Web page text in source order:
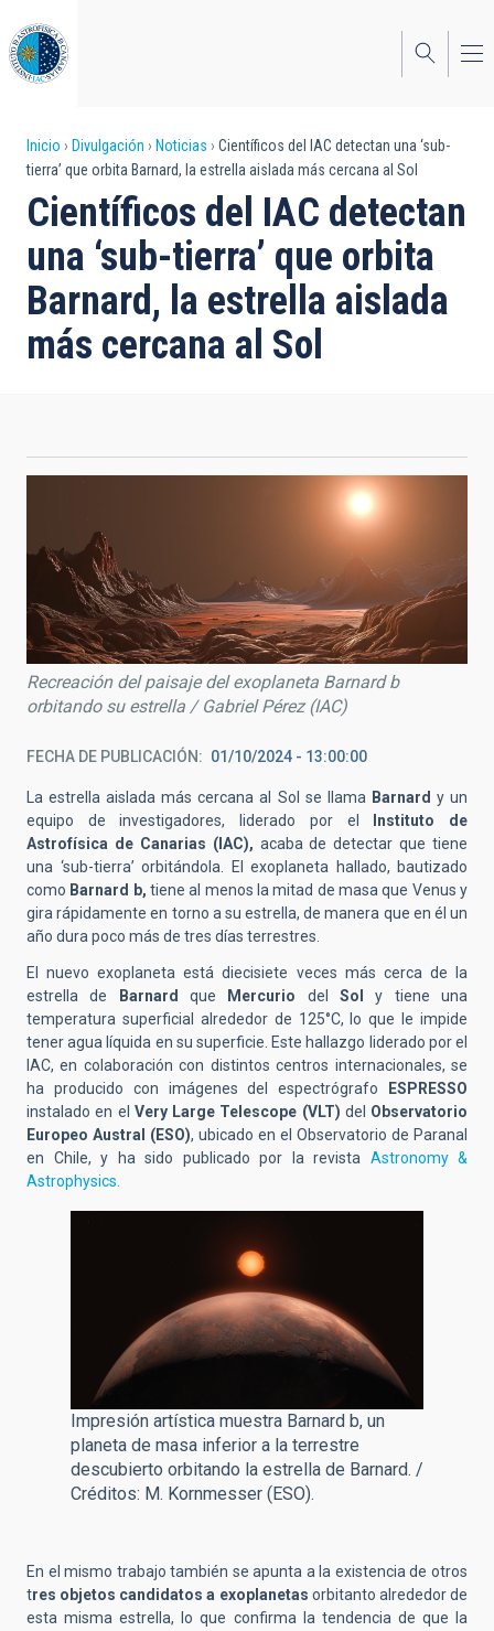
al
contenido
principal
Sobrescribir
enlaces
de
ayuda
a
la
Inicio Divulgación Noticias
Científicos del IAC detectan una ‘sub-
tierra’ que orbita Barnard, la estrella aislada más cercana al Sol
Científicos del IAC detectan
una ‘sub-tierra’ que orbita
Barnard, la estrella aislada
más cercana al Sol
Recreación del paisaje del exoplaneta Barnard b
orbitando su estrella / Gabriel Pérez (IAC)
FECHA DE PUBLICACIÓN 01/10/2024 - 13:00:00
La estrella aislada más cercana al Sol se llama Barnard y un
equipo de investigadores, liderado por el
Instituto de
Astrofísica de Canarias (IAC), acaba de detectar que tiene
una ‘sub-tierra’ orbitándola. El exoplaneta hallado, bautizado
como Barnard b, tiene al menos la mitad de masa que Venus y
gira rápidamente en torno a su estrella, de manera que en él un
año dura poco más de tres días terrestres.
El nuevo exoplaneta está diecisiete veces más cerca de la
estrella de
Barnardque Mercurio delSoly tiene una
temperatura superficial alrededor de 125°C, lo que le impide
tener agua líquida en su superficie. Este hallazgo liderado por el
IAC, en colaboración con distintos centros internacionales, se
ha producido con imágenes del espectrógrafo
ESPRESSO
instalado en el Very Large Telescope (VLT) del Observatorio
Europeo Austral (ESO), ubicado en el Observatorio de Paranal
en Chile, y ha sido publicado por la revista Astronomy &
Astrophysics.
Impresión artística muestra Barnard b, un
planeta de masa inferior a la terrestre
descubierto orbitando la estrella de Barnard. /
Créditos: M. Kornmesser (ESO).
En el mismo trabajo también se apunta a la existencia de otros
tres objetos candidatos a exoplanetas orbitanto alrededor de
esta misma estrella, lo que confirma la tendencia de que la